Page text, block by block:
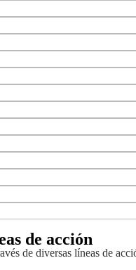
de acción
de diversas líneas de